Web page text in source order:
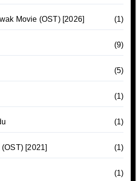
Movie (OST) [2026] (1)
(9)
(5)
(1)
(1)
[2021] (1)
(1)